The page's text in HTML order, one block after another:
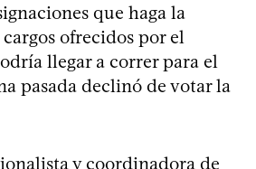
que haga la
ofrecidos por el
llegar a correr para el
pasada declinó de votar la
y coordinadora de